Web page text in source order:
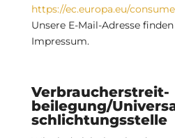
https://ec.europa.eu/
Unsere E-Mail-Adresse
Impressum.
Verbraucher­streit­
beilegung/
schlichtungs­stelle